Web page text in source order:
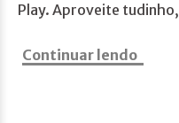
Play. Aproveite
Continuar lendo